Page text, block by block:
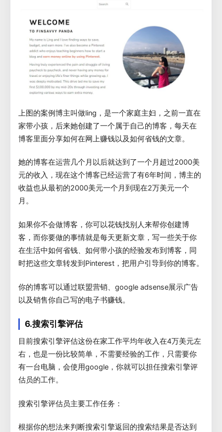
上图的案例博主叫做ling，是一个家庭主妇，之前一直在
家带小孩，后来她创建了一个属于自己的博客，每天在
博客里面分享如何在网上赚钱以及如何省钱的文章。
她的博客在运营几个月以后就达到了一个月超过2000美
元的收入，现在这个博客已经运营了有6年时间，博主的
收益也从最初的2000美元一个月到现在2万美元一个
月。
如果你不会做博客，你可以花钱找别人来帮你创建博
客，而你要做的事情就是每天更新文章，写一些关于你
在生活中如何省钱、如何带小孩的经验发布到博客，同
时把这些文章转发到Pinterest，把用户引导到你的博客。
你的博客可以通过联盟营销、google adsense展示广告
以及销售你自己写的电子书赚钱。
6.搜索引擎评估
目前搜索引擎评估这份在家工作平均年收入在4万美元左
右，也是一份比较简单，不需要经验的工作，只需要你
有一台电脑，会使用google，你就可以担任搜索引擎评
估员的工作。
搜索引擎评估员主要工作任务：
根据你的想法来判断搜索引擎返回的搜索结果是否达到